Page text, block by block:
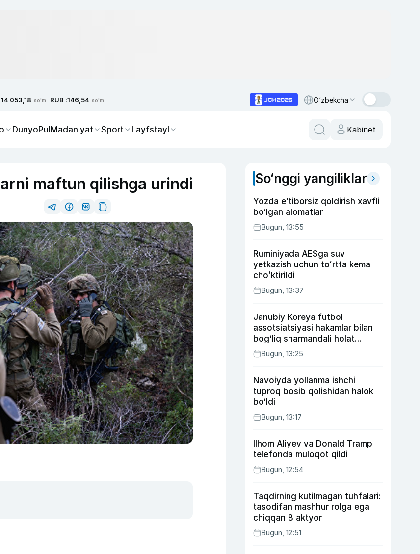
14 053,18 so'm RUB :146,54 so'm O‘zbekcha
DunyoPulMadaniyat Sport Layfstayl Kabinet
maftun qilishga urindi So‘nggi yangiliklar
Yozda e’tiborsiz qoldirish xavfli
bo‘lgan alomatlar
Bugun, 13:55
Ruminiyada AESga suv
yetkazish uchun toʻrtta kema
choʻktirildi
Bugun, 13:37
Janubiy Koreya futbol
assotsiatsiyasi hakamlar bilan
bog‘liq sharmandali holat
bo‘yicha bayonot berdi
Bugun, 13:25
Navoiyda yollanma ishchi
tuproq bosib qolishidan halok
bo‘ldi
Bugun, 13:17
Ilhom Aliyev va Donald Tramp
telefonda muloqot qildi
Bugun, 12:54
Taqdirning kutilmagan tuhfalari:
tasodifan mashhur rolga ega
chiqqan 8 aktyor
Bugun, 12:51